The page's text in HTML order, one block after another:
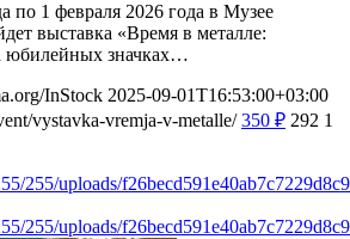
по 1 февраля 2026 года в Музее
выставка «Время в металле:
юбилейных значках…
InStock 2025-09-01T16:53:00+03:00
vystavka-vremja-v-metalle/ 350 ₽ 292 1
255/uploads/
255/uploads/